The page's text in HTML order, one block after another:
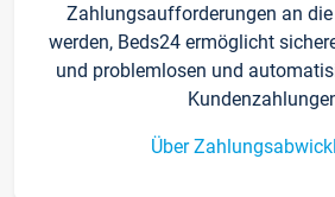
Zahlungsaufforderungen an die
werden, Beds24 ermöglicht
und problemlosen und
Über